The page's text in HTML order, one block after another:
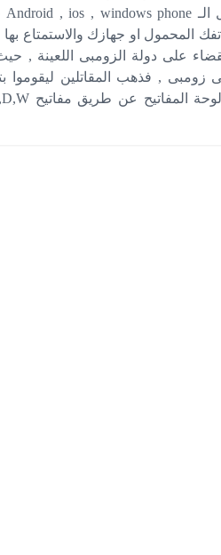
المحمول او جهازك والاستمتاع
على دولة الزومبى اللعينة ,
زومبى , فذهب المقاتلين ليقوموا